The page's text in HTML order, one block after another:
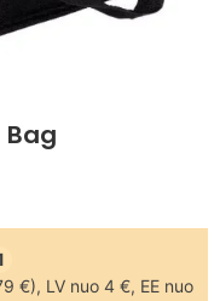
€), LV nuo 4 €, EE nuo